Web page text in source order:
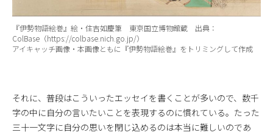
『伊勢物語絵巻』絵・住吉如慶筆 東京国立博物館蔵 出典：
ColBase（https://colbase.nich.go.jp/）
アイキャッチ画像・本画像ともに『伊勢物語絵巻』をトリミングして作成
それに、普段はこういったエッセイを書くことが多いので、数千
字の中に自分の言いたいことを表現するのに慣れている。たった
三十一文字に自分の思いを閉じ込めるのは本当に難しいのであ